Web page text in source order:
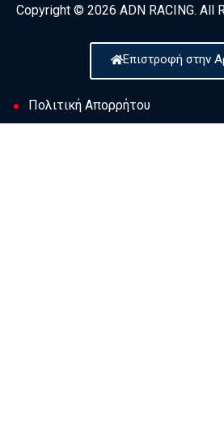
Copyright © 2026 ADN RACING. All
Επιστροφή στην
Πολιτική Απορρήτου